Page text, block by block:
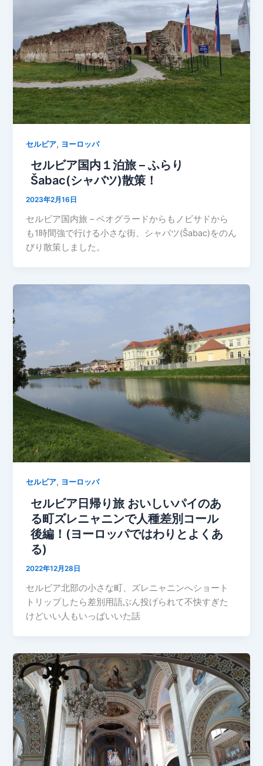
セルビア, ヨーロッパ
セルビア国内１泊旅 – ふらり
Šabac(シャバツ)散策！
2023年2月16日
セルビア国内旅 – ベオグラードからもノビサドから
も1時間強で行ける小さな街、シャバツ(Šabac)をのん
びり散策しました。
セルビア, ヨーロッパ
セルビア日帰り旅 おいしいパイのあ
る町ズレニャニンで人種差別コール
後編！(ヨーロッパではわりとよくあ
る)
2022年12月28日
セルビア北部の小さな町、ズレニャニンへショート
トリップしたら差別用語ぶん投げられて不快すぎた
けどいい人もいっぱいいた話